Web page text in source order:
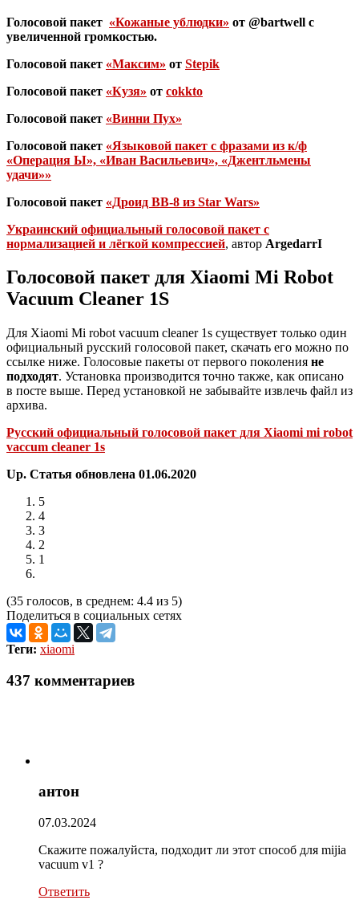
Голосовой пакет «Кожаные ублюдки» от @bartwell с
увеличенной громкостью.
Голосовой пакет «Максим» от Stepik
Голосовой пакет «Кузя» от cokkto
Голосовой пакет «Винни Пух»
Голосовой пакет «Языковой пакет с фразами из к/ф
«Операция Ы», «Иван Васильевич», «Джентльмены
удачи»»
Голосовой пакет «Дроид BB-8 из Star Wars»
Украинский официальный голосовой пакет с
нормализацией и лёгкой компрессией, автор ArgedarrI
Голосовой пакет для Xiaomi Mi Robot
Vacuum Cleaner 1S
Для Xiaomi Mi robot vacuum cleaner 1s существует только один
официальный русский голосовой пакет, скачать его можно по
ссылке ниже. Голосовые пакеты от первого поколения не
подходят. Установка производится точно также, как описано
в посте выше. Перед установкой не забывайте извлечь файл из
архива.
Русский официальный голосовой пакет для Xiaomi mi robot
vaccum cleaner 1s
Up. Статья обновлена 01.06.2020
5
4
3
2
1
(35 голосов, в среднем: 4.4 из 5)
Поделиться в социальных сетях
Теги: xiaomi
437 комментариев
антон
07.03.2024
Скажите пожалуйста, подходит ли этот способ для mijia
vacuum v1 ?
Ответить